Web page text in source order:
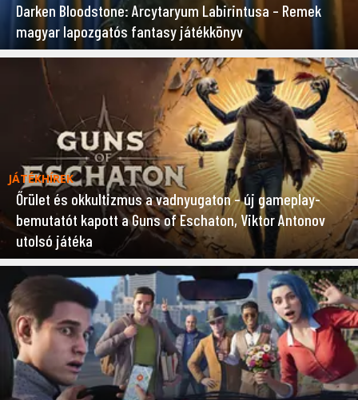
Darken Bloodstone: Arcytaryum Labirintusa – Remek
magyar lapozgatós fantasy játékkönyv
JÁTÉKHÍREK
Őrület és okkultizmus a vadnyugaton – új gameplay-
bemutatót kapott a Guns of Eschaton, Viktor Antonov
utolsó játéka